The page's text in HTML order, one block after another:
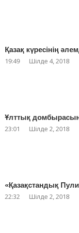
Қазақ күресінің
19:49 Шілде 4, 2018
Ұлттық
23:01 Шілде 2, 2018
«Қазақстандық
22:32 Шілде 2, 2018